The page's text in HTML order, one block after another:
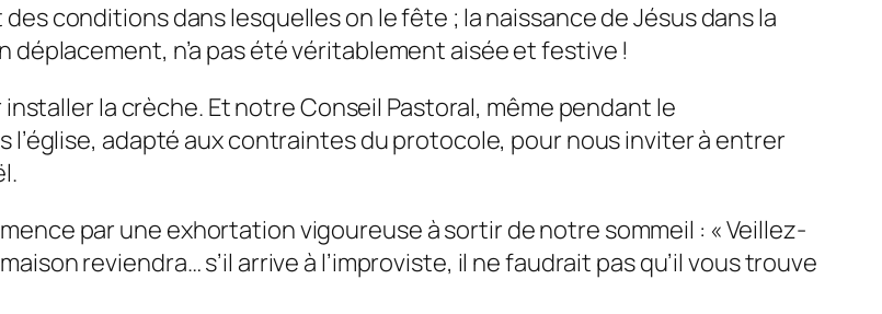
conditions dans lesquelles on le fête ; la naissance de Jésus dans la
n’a pas été véritablement aisée et festive !
la crèche. Et notre Conseil Pastoral, même pendant le
adapté aux contraintes du protocole, pour nous inviter à entrer
par une exhortation vigoureuse à sortir de notre sommeil : « Veillez-
reviendra… s’il arrive à l’improviste, il ne faudrait pas qu’il vous trouve